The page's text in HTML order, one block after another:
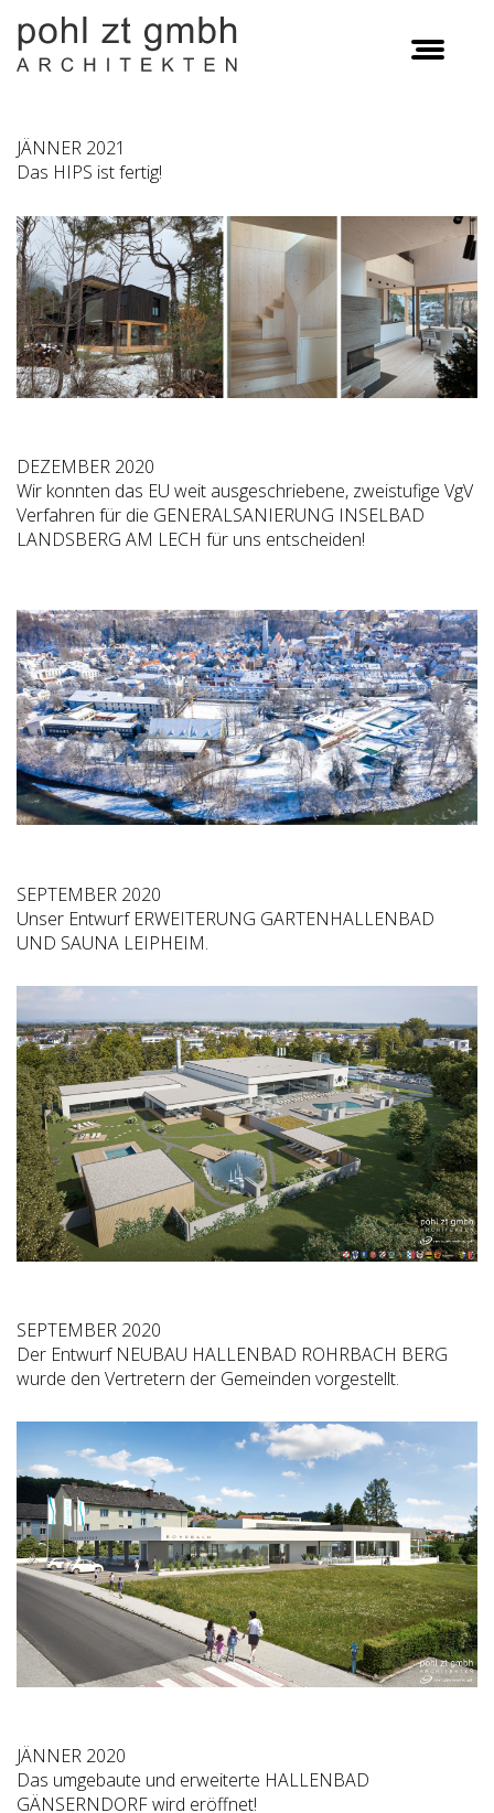
JÄNNER 2021
Das HIPS ist fertig!
DEZEMBER 2020
Wir konnten das EU weit ausgeschriebene, zweistufige VgV
Verfahren für die GENERALSANIERUNG INSELBAD
LANDSBERG AM LECH für uns entscheiden!
SEPTEMBER 2020
Unser Entwurf ERWEITERUNG GARTENHALLENBAD
UND SAUNA LEIPHEIM.
SEPTEMBER 2020
Der Entwurf NEUBAU HALLENBAD ROHRBACH BERG
wurde den Vertretern der Gemeinden vorgestellt.
JÄNNER 2020
Das umgebaute und erweiterte HALLENBAD
GÄNSERNDORF wird eröffnet!